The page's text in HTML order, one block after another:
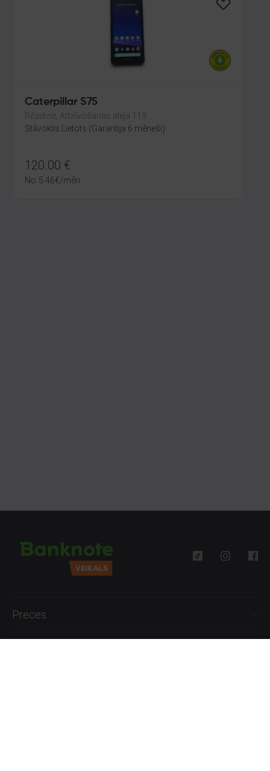
Caterpillar S75
Rēzekne, Atbrīvošanas aleja 119
Stāvoklis Lietots (Garantija 6 mēneši)
120.00 €
No 5.46€/mēn.
Preces